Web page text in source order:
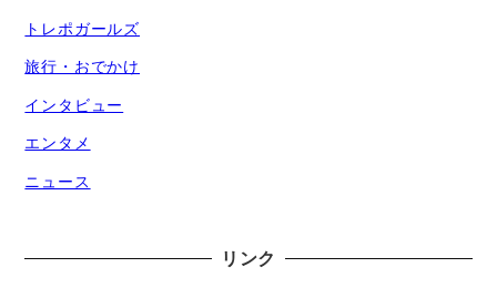
トレポガールズ
旅行・おでかけ
インタビュー
エンタメ
ニュース
リンク